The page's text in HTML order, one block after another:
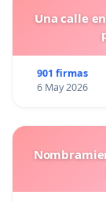
Una calle
901 firmas
6 May 2026